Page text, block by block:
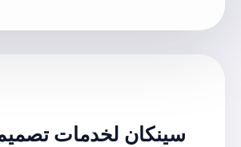
سينكان لخدمات